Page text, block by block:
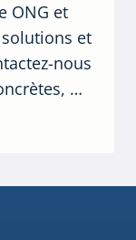
ONG et
et
nous
…